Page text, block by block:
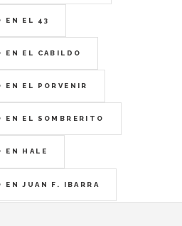
EN EL 43
EN EL CABILDO
EN EL PORVENIR
EN EL SOMBRERITO
EN HALE
EN JUAN F. IBARRA